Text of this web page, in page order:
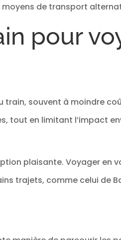
de transport
pour
train, souvent à moindre
tout en limitant l’impact
plaisante. Voyager en
trajets, comme celui de